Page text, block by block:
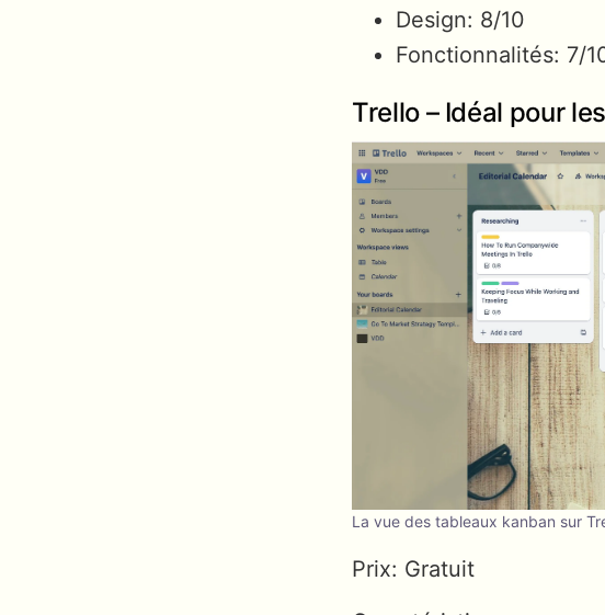
Design: 8/10
Fonctionnalités: 7/
Trello – Idéal pour
La vue des tableaux kanban sur
Prix: Gratuit